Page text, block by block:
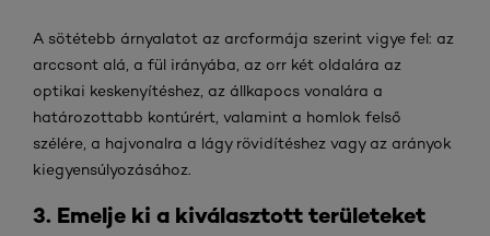
A sötétebb árnyalatot az arcformája szerint vigye fel: az
arccsont alá, a fül irányába, az orr két oldalára az
optikai keskenyítéshez, az állkapocs vonalára a
határozottabb kontúrért, valamint a homlok felső
szélére, a hajvonalra a lágy rövidítéshez vagy az arányok
kiegyensúlyozásához.
3. Emelje ki a kiválasztott területeket